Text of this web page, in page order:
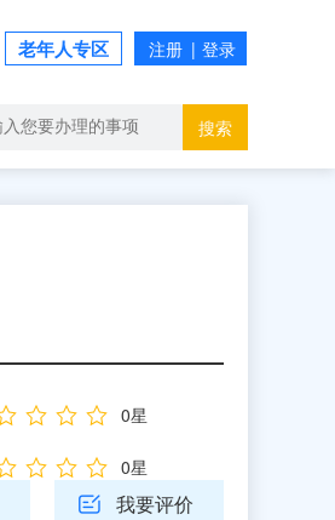
老年人专区
搜索
0星
0星
我要评价